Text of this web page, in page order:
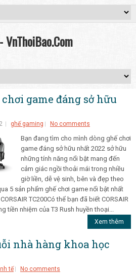
VnThoiBao.Com
game đáng sở hữu
ghế gaming No comments
Bạn đang tìm cho mình dòng ghế chơi
game đáng sở hữu nhất 2022 sở hữu
những tính năng nổi bật mang đến
cảm giác ngồi thoải mái trong nhiều
giờ liền, dễ vệ sinh, bên và đẹp theo
5 sản phẩm ghế chơi game nổi bật nhất
TC200Có thể bạn đã biết CORSAIR
tiền nhiệm của T3 Rush huyền thoại...
Xem thêm
nhà hàng khoa học
tế No comments